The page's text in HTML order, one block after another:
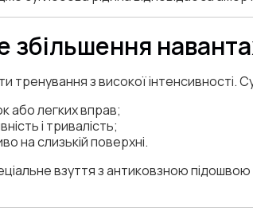
збільшення
тренування з високої інтенсивності.
або легких вправ;
і тривалість;
на слизькій поверхні.
взуття з антиковзною